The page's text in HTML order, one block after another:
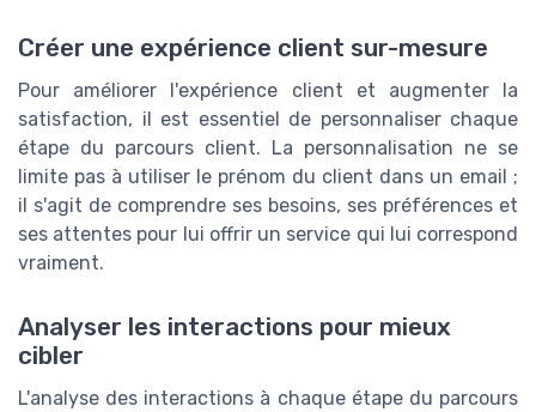
Créer une expérience client sur-mesure
Pour améliorer l'expérience client et augmenter la
satisfaction, il est essentiel de personnaliser chaque
étape du parcours client. La personnalisation ne se
limite pas à utiliser le prénom du client dans un email ;
il s'agit de comprendre ses besoins, ses préférences et
ses attentes pour lui offrir un service qui lui correspond
vraiment.
Analyser les interactions pour mieux
cibler
L'analyse des interactions à chaque étape du parcours